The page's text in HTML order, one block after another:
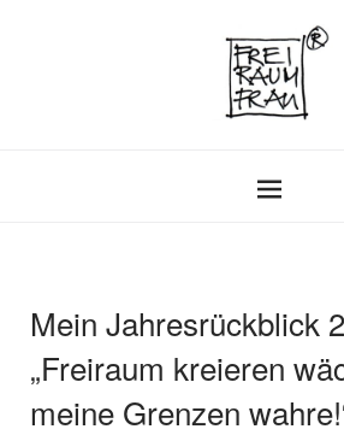
Mein Jahresrückblick
„Freiraum kreieren
meine Grenzen